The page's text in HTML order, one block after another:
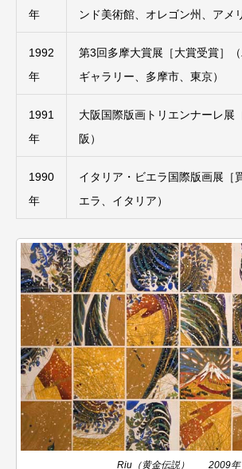
年
ンド美術館、オレゴン州、アメ
1992
年
第3回多摩大賞展［大賞受賞］
ギャラリー、多摩市、東京）
1991
年
大阪国際版画トリエンナーレ展
阪）
1990
年
イタリア・ビエラ国際版画展［
エラ、イタリア）
Riu（黄金伝説） 2009年